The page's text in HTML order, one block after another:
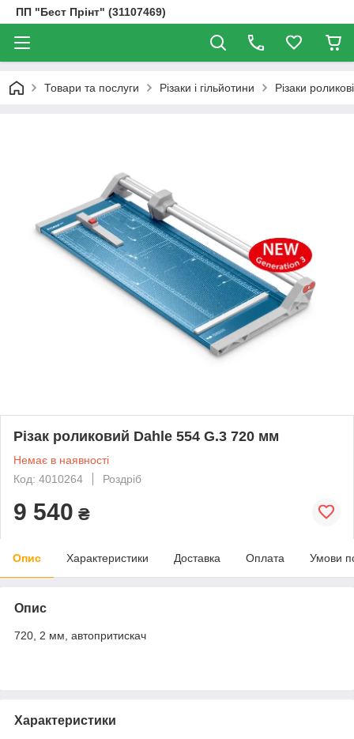
ПП "Бест Прінт" (31107469)
Товари та послуги Різаки і гільйотини Різаки роликові
Різак роликовий Dahle 554 G.3 720 мм
Немає в наявності
Код: 4010264
Роздріб
9 540 ₴
Опис Характеристики Доставка Оплата Умови
Опис
720, 2 мм, автопритискач
Характеристики